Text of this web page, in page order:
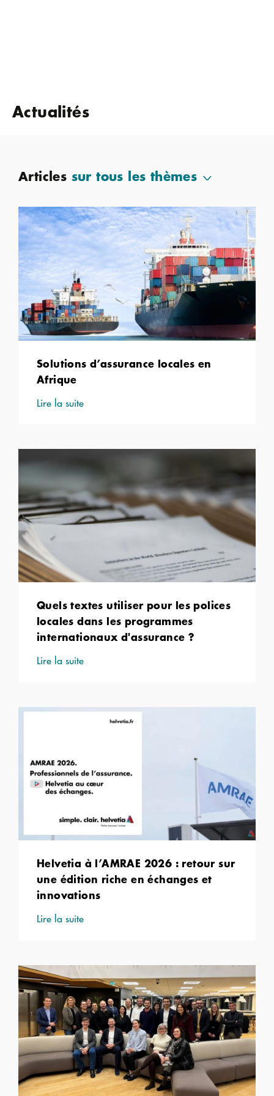
Actualités
Articles sur tous les thèmes
Solutions d’assurance locales en
Afrique
Lire la suite
Quels textes utiliser pour les polices
locales dans les programmes
internationaux d'assurance ?
Lire la suite
Helvetia à l’AMRAE 2026 : retour sur
une édition riche en échanges et
innovations
Lire la suite